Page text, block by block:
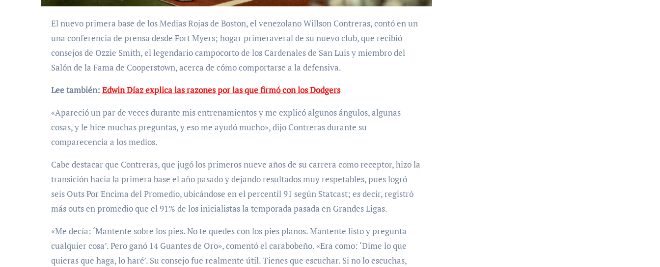
El nuevo primera base de los Medias Rojas de Boston, el venezolano Willson Contreras, contó en un
una conferencia de prensa desde Fort Myers; hogar primeraveral de su nuevo club, que recibió
consejos de Ozzie Smith, el legendario campocorto de los Cardenales de San Luis y miembro del
Salón de la Fama de Cooperstown, acerca de cómo comportarse a la defensiva.
Lee también: Edwin Díaz explica las razones por las que firmó con los Dodgers
«Apareció un par de veces durante mis entrenamientos y me explicó algunos ángulos, algunas
cosas, y le hice muchas preguntas, y eso me ayudó mucho», dijo Contreras durante su
comparecencia a los medios.
Cabe destacar que Contreras, que jugó los primeros nueve años de su carrera como receptor, hizo la
transición hacia la primera base el año pasado y dejando resultados muy respetables, pues logró
seis Outs Por Encima del Promedio, ubicándose en el percentil 91 según Statcast; es decir, registró
más outs en promedio que el 91% de los inicialistas la temporada pasada en Grandes Ligas.
«Me decía: ‘Mantente sobre los pies. No te quedes con los pies planos. Mantente listo y pregunta
cualquier cosa’. Pero ganó 14 Guantes de Oro», comentó el carabobeño. «Era como: ‘Dime lo que
quieras que haga, lo haré’. Su consejo fue realmente útil. Tienes que escuchar. Si no lo escuchas,